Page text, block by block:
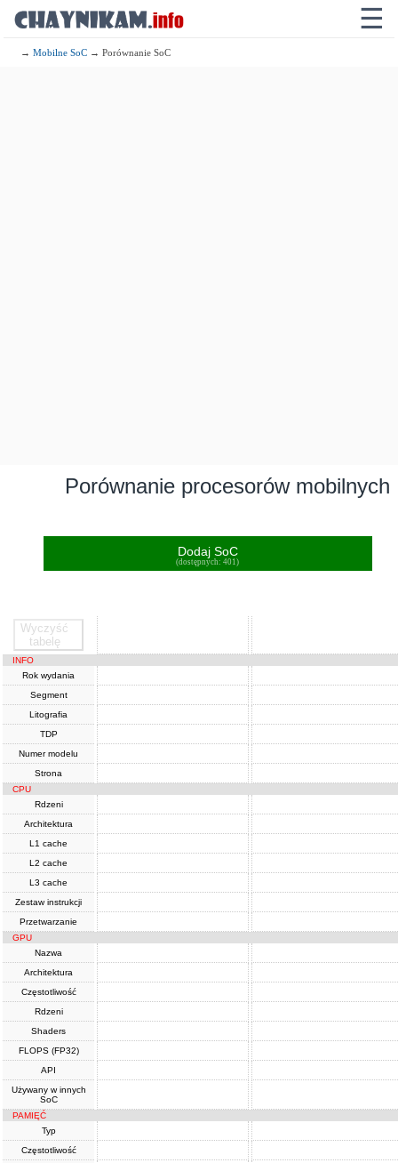
☰
→Mobilne SoC → Porównanie SoC
Porównanie procesorów mobilnych
Dodaj SoC
(dostępnych: 401)
Wyczyść
tabelę
INFO
Rok wydania
Segment
Litografia
TDP
Numer modelu
Strona
CPU
Rdzeni
Architektura
L1 cache
L2 cache
L3 cache
Zestaw instrukcji
Przetwarzanie
GPU
Nazwa
Architektura
Częstotliwość
Rdzeni
Shaders
FLOPS (FP32)
API
Używany w innych
SoC
PAMIĘĆ
Typ
Częstotliwość